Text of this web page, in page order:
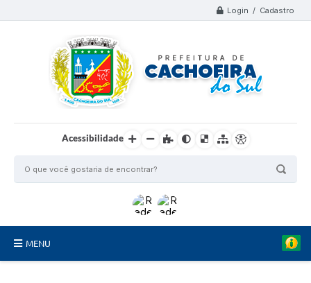
Login / Cadastro
Acessibilidade
MENU